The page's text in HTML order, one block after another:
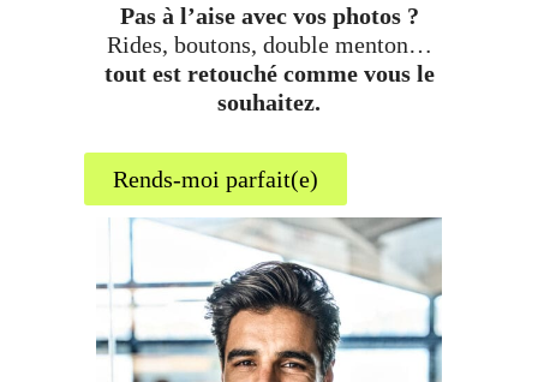
Pas à l’aise avec vos photos ?
Rides, boutons, double menton…
tout est retouché comme vous le
souhaitez.
Rends-moi parfait(e)